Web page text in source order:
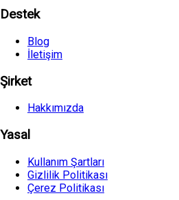
Destek
Blog
İletişim
Şirket
Hakkımızda
Yasal
Kullanım Şartları
Gizlilik Politikası
Çerez Politikası